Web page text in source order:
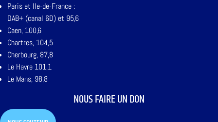
Paris et Ile-de-France :
DAB+ (canal 6D) et 95,6
Caen, 100,6
Chartres, 104,5
Cherbourg, 87,8
Le Havre 101,1
Le Mans, 98,8
NOUS FAIRE UN DON